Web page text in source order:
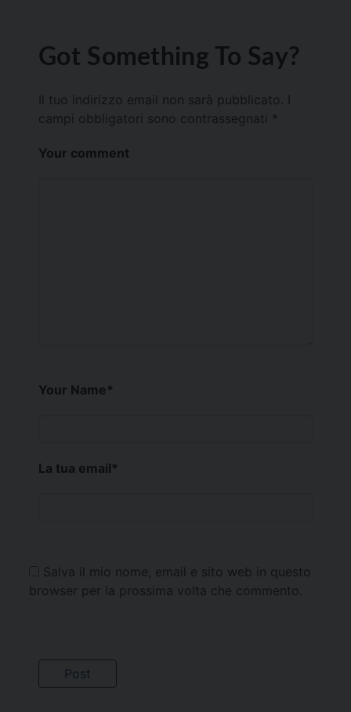
Got Something To Say?
Il tuo indirizzo email non sarà pubblicato.
campi obbligatori sono contrassegnati *
Your comment
Your Name*
La tua email*
Salva il mio nome, email e sito web in questo
browser per la prossima volta che commento.